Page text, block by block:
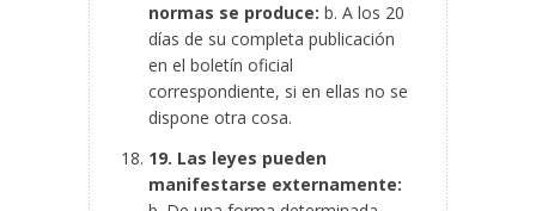
normas se produce: b. A los 20
días de su completa publicación
en el boletín oficial
correspondiente, si en ellas no se
dispone otra cosa.
19. Las leyes pueden
manifestarse externamente: